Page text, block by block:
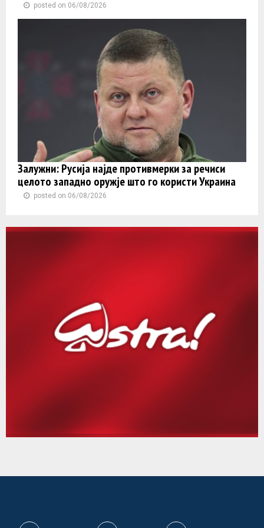
posted on 06/08/2026
Залужни: Русија најде противмерки за речиси
целото западно оружје што го користи Украина
posted on 06/08/2026